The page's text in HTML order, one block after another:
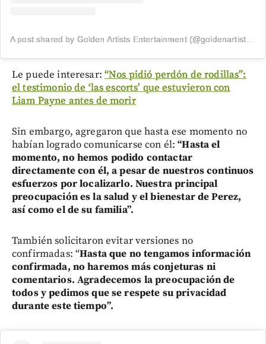
Le puede interesar: “Nos pidió perdón de rodillas”:
el testimonio de ‘las escorts’ que estuvieron con
Liam Payne antes de morir
Sin embargo, agregaron que hasta ese momento no
habían logrado comunicarse con él:“Hasta el
momento, no hemos podido contactar
directamente con él, a pesar de nuestros continuos
esfuerzos por localizarlo. Nuestra principal
preocupación es la salud y el bienestar de Perez,
así como el de su familia”.
También solicitaron evitar versiones no
confirmadas: “Hasta que no tengamos información
confirmada, no haremos más conjeturas ni
comentarios. Agradecemos la preocupación de
todos y pedimos que se respete su privacidad
durante este tiempo”.